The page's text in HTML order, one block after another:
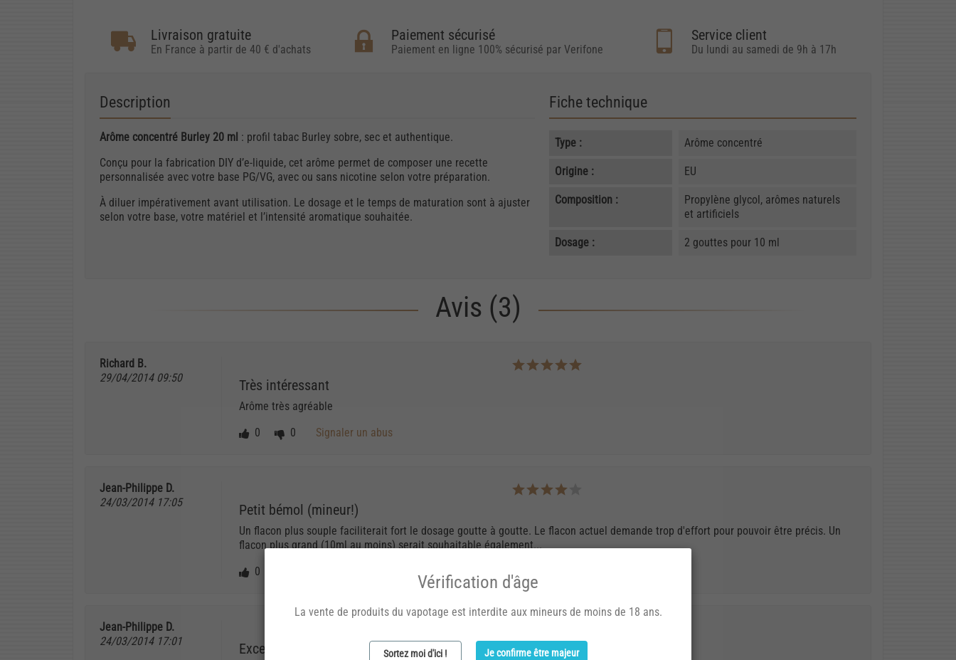
Livraison gratuite
En France à partir de 40 € d'achats
Paiement sécurisé
Paiement en ligne 100% sécurisé par Verifone
Service client
Du lundi au samedi de 9h à 17h
Description
Arôme concentré Burley 20 ml : profil tabac Burley sobre, sec et authentique.
Conçu pour la fabrication DIY d’e-liquide, cet arôme permet de composer une recette
personnalisée avec votre base PG/VG, avec ou sans nicotine selon votre préparation.
À diluer impérativement avant utilisation. Le dosage et le temps de maturation sont à ajuster
selon votre base, votre matériel et l’intensité aromatique souhaitée.
Fiche technique
Type : Arôme concentré
Origine : EU
Composition :
Propylène glycol, arômes naturels
et artificiels
Dosage : 2 gouttes pour 10 ml
Avis (3)
Richard B.
29/04/2014 09:50
Très intéressant
Arôme très agréable
0
0 Signaler un abus
Jean-Philippe D.
24/03/2014 17:05
Petit bémol (mineur!)
Un flacon plus souple faciliterait fort le dosage goutte à goutte. Le flacon actuel demande trop d'effort pour pouvoir être précis. Un
flacon plus grand (10ml au moins) serait souhaitable également...
0
Jean-Philippe D.
24/03/2014 17:01
Excellent
Vérification d'âge
La vente de produits du vapotage est interdite aux mineurs de moins de 18 ans.
Sortez moi d'ici ! Je confirme être majeur